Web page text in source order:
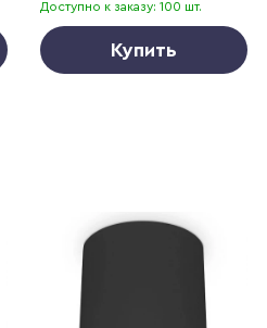
Доступно к заказу: 100 шт.
Купить